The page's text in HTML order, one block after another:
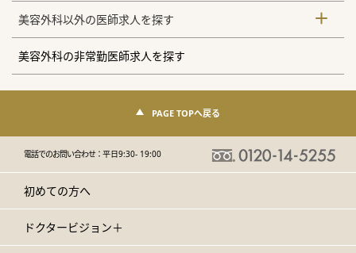
美容外科以外の医師求人を探す
美容外科の非常勤医師求人を探す
PAGE TOPへ戻る
電話でのお問い合わせ：平日9:30- 19:00
初めての方へ
ドクタービジョン＋